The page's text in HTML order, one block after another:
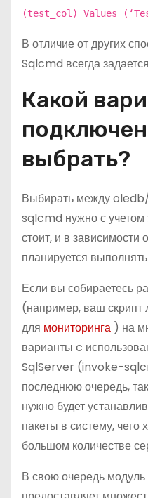
(test_col) Values
В отличие от других
Sqlcmd всегда
Какой
выбрать?
Выбирать между
sqlcmd нужно с учетом
стоит, и в зависимости
планируется выполнять
Если вы собираетесь
(например, ваш скрипт
для мониторинга ) на
варианты c
SqlServer (invoke-
последнюю очередь,
нужно будет
пакеты в систему, чего
большом количестве
В свою очередь